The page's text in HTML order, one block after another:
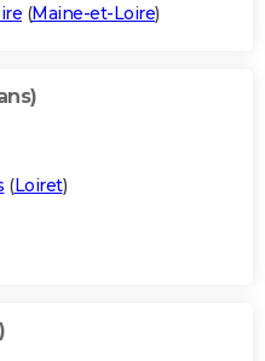
(Maine-et-Loire)
(Loiret)